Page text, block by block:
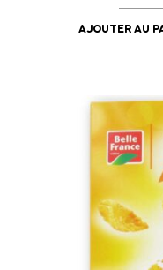
AJOUTER AU